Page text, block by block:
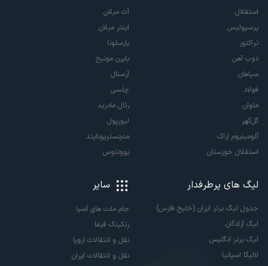
استقلال
پرسپولیس
تراکتور
ذوب آهن
سپاهان
فولاد
ملوان
گل‌گهر
آلومینیوم اراک
استقلال خوزستان
آث میلان
اینتر میلان
بارسلونا
بایرن مونیخ
آرسنال
چلسی
رئال مادرید
لیورپول
منچستریونایتد
یوونتوس
لیگ های پرطرفدار
جدول لیگ برتر ایران (خلیج فارس)
لیگ آزادگان
لیگ برتر انگلیس
لالیگا اسپانیا
سایر
جام ملت های آسیا
رنکینگ فیفا
نقل و انتقالات اروپا
نقل و انتقالات ایران